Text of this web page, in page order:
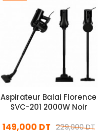
Aspirateur Balai Florence
SVC-201 2000W Noir
229,000 DT
149,000 DT